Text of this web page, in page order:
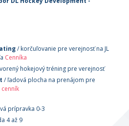
/ korčuľovanie pre verejnosť na JL
Cenníka
hokejový tréning pre verejnosť
/ ľadová plocha na prenájom pre
cenník
prípravka 0-3
4 až 9